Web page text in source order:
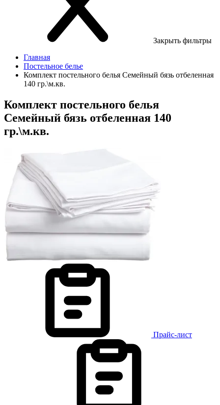
Закрыть фильтры
Главная
Постельное белье
Комплект постельного белья Семейный бязь отбеленная
140 гр.\м.кв.
Комплект постельного белья
Семейный бязь отбеленная 140
гр.\м.кв.
Прайс-лист